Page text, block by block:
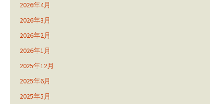
2026年4月
2026年3月
2026年2月
2026年1月
2025年12月
2025年6月
2025年5月